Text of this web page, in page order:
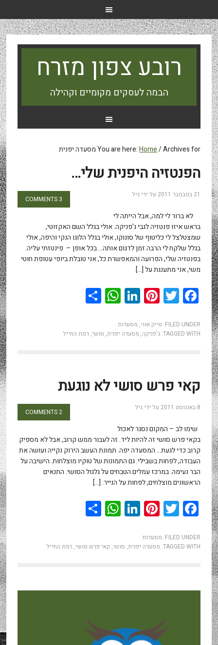
רובע צפון מזרח
הבמה לעסקים מקומיים וקהילה
You are here:Home/Archives for מסעדה יפנית
הפנטזיה היפנית שלי…
21 בנובמבר 2011 על ידיגיל
3 COMMENTS
לא ברור לי למה, אבל הייתה לי
בראש איזו פנטזיה לגבי ג'פניקה. אולי בגלל השם האקזוטי,
שמצטלצל לי כליטוף של סונוקו, אולי בגלל הלוגו הנקי והיפה, אולי
בגלל שלקח לי הרבה זמן לדגום אותה… בכל אופן – פינטזתי עליה.
בפנטזיה שלי, הפרועה והמאפשרת כל, אני טובלת ביופי עטופת חוטי
משי, אני מתענגת על […]
Facebook
Twitter
Pinterest
LinkedIn
WhatsApp
Share
FILED UNDER: טייק אווי, מסעדות
TAGGED WITH: ג'פניקה, מסעדה יפנית, סושי, רמת החייל
קאי פרש סושי לא נוגעת
8 באוגוסט 2011 על ידיגיל
2 COMMENTS
שימו לב – המקום נסגר לאכול
בקאי פרש סושי זה להיות ליד. זה לעבור ממש קרוב, אבל לא מספיק
קרוב כדי לגעת… המסעדה יפה. תמונת העשב הירוק נקייה ועושה את
העבודה, לפחות בשבילי. גם התמונות של טוקיו מוצלחות. הישיבה על
הבר נעימה. במרכז עמלים הטבחים על גלגול הסושי. התנאים
הראשונים מוצלחים, לפחות על הנייר. […]
Facebook
Twitter
Pinterest
LinkedIn
WhatsApp
Share
FILED UNDER: מסעדות
TAGGED WITH: מסעדה יפנית, סושי, קאי פרש סושי, רמת החייל